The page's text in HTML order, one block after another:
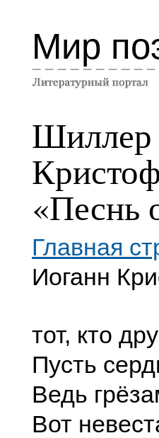
Мир
Шиллер
Кристоф
«Песнь
Главная
Иоганн
тот, кто
Пусть
Ведь
Вот